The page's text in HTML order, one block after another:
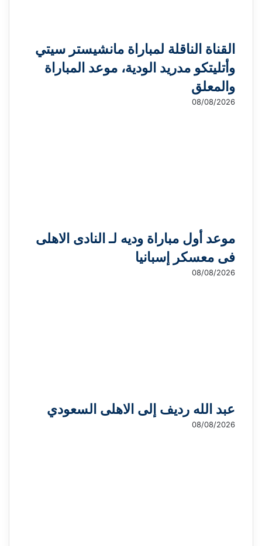
القناة الناقلة لمباراة مانشيستر سيتي
وأتليتكو مدريد الودية، موعد المباراة
والمعلق
08/08/2026
موعد أول مباراة وديه لـ النادى الاهلى
فى معسكر إسبانيا
08/08/2026
عبد الله رديف إلى الاهلى السعودي
08/08/2026